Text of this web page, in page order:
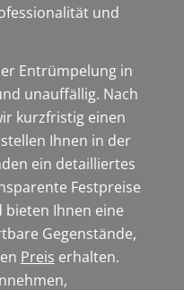
und
Entrümpelung in
unauffällig. Nach
kurzfristig einen
Ihnen in der
ein detailliertes
Festpreise
bieten Ihnen eine
Gegenstände,
Preis erhalten.